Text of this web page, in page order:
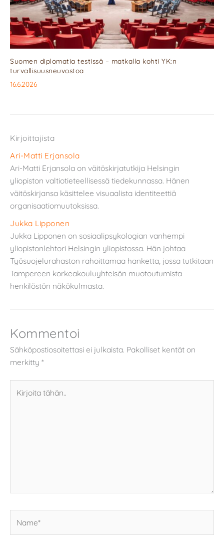
Suomen diplomatia testissä – matkalla kohti YK:n
turvallisuusneuvostoa
16.6.2026
Kirjoittajista
Ari-Matti Erjansola
Ari-Matti Erjansola on väitöskirjatutkija Helsingin
yliopiston valtiotieteellisessä tiedekunnassa. Hänen
väitöskirjansa käsittelee visuaalista identiteettiä
organisaatiomuutoksissa.
Jukka Lipponen
Jukka Lipponen on sosiaalipsykologian vanhempi
yliopistonlehtori Helsingin yliopistossa. Hän johtaa
Työsuojelurahaston rahoittamaa hanketta, jossa tutkitaan
Tampereen korkeakouluyhteisön muotoutumista
henkilöstön näkökulmasta.
Kommentoi
Sähköpostiosoitettasi ei julkaista. Pakolliset kentät on
merkitty *
tähän..